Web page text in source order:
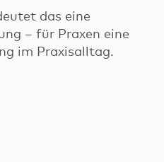
das eine
– für Praxen eine
im Praxisalltag.